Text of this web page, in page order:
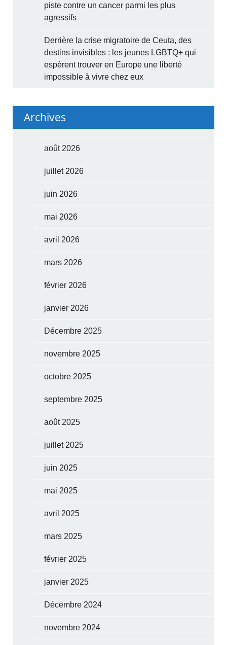
piste contre un cancer parmi les plus
agressifs
Derrière la crise migratoire de Ceuta, des
destins invisibles : les jeunes LGBTQ+ qui
espèrent trouver en Europe une liberté
impossible à vivre chez eux
Archives
août 2026
juillet 2026
juin 2026
mai 2026
avril 2026
mars 2026
février 2026
janvier 2026
Décembre 2025
novembre 2025
octobre 2025
septembre 2025
août 2025
juillet 2025
juin 2025
mai 2025
avril 2025
mars 2025
février 2025
janvier 2025
Décembre 2024
novembre 2024